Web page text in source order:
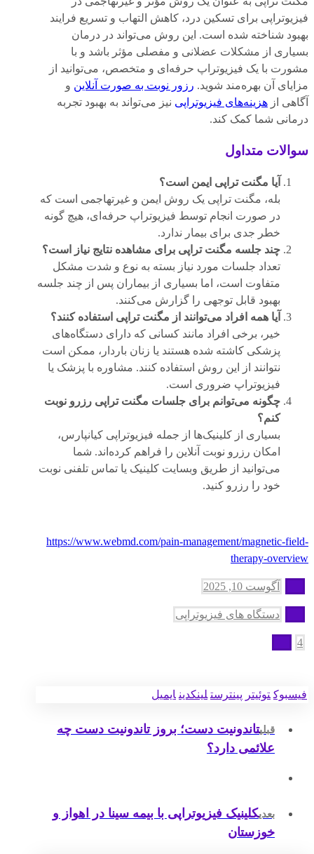
فیزیوتراپی برای تسکین درد، کاهش التهاب و تسریع فرایند
بهبود شناخته شده است. این روش می‌تواند در درمان
بسیاری از مشکلات عضلانی و مفصلی مؤثر باشد و با
مشورت با یک فیزیوتراپ حرفه‌ای و متخصص، می‌توانید از
مزایای آن بهره‌مند شوید. رزور نوبت به صورت آنلاین و
آگاهی از هزینه‌های فیزیوتراپی نیز می‌تواند به بهبود تجربه
درمانی شما کمک کند.
سوالات متداول
آیا مگنت تراپی ایمن است؟
بله، مگنت تراپی یک روش ایمن و غیرتهاجمی است که
در صورت انجام توسط فیزیوتراپ حرفه‌ای، هیچ گونه
خطر جدی برای بیمار ندارد.
چند جلسه مگنت تراپی برای مشاهده نتایج نیاز است؟
تعداد جلسات مورد نیاز بسته به نوع و شدت مشکل
متفاوت است، اما بسیاری از بیماران پس از چند جلسه
بهبود قابل توجهی را گزارش می‌کنند.
آیا همه افراد می‌توانند از مگنت تراپی استفاده کنند؟
خیر، برخی افراد مانند کسانی که دارای دستگاه‌های
پزشکی کاشته شده هستند یا زنان باردار، ممکن است
نتوانند از این روش استفاده کنند. مشاوره با پزشک یا
فیزیوتراپ ضروری است.
چگونه می‌توانم برای جلسات مگنت تراپی رزرو نوبت
کنم؟
بسیاری از کلینیک‌ها از جمله فیزیوتراپی کیانپارس،
امکان رزرو نوبت آنلاین را فراهم کرده‌اند. شما
می‌توانید از طریق وبسایت کلینیک یا تماس تلفنی نوبت
خود را رزرو کنید.
https://www.webmd.com/pain-management/magnetic-field-
therapy-overview
آگوست 10, 2025
دستگاه های فیزیوتراپی
4
فیسبوک توئیتر پینترست لینکدین ایمیل
قبلیتاندونیت دست؛ بروز تاندونیت دست چه
علائمی دارد؟
بعدیکلینیک فیزیوتراپی با بیمه سینا در اهواز و
خوزستان